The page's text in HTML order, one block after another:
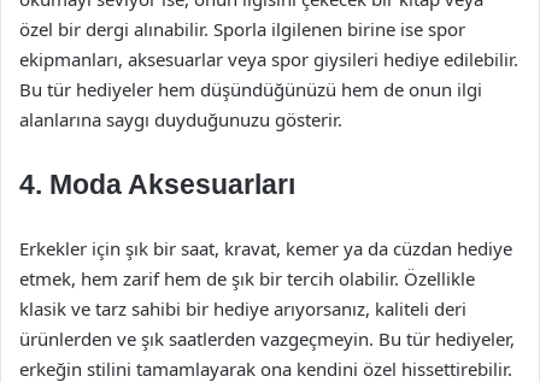
özel bir dergi alınabilir. Sporla ilgilenen birine ise spor
ekipmanları, aksesuarlar veya spor giysileri hediye edilebilir.
Bu tür hediyeler hem düşündüğünüzü hem de onun ilgi
alanlarına saygı duyduğunuzu gösterir.
4. Moda Aksesuarları
Erkekler için şık bir saat, kravat, kemer ya da cüzdan hediye
etmek, hem zarif hem de şık bir tercih olabilir. Özellikle
klasik ve tarz sahibi bir hediye arıyorsanız, kaliteli deri
ürünlerden ve şık saatlerden vazgeçmeyin. Bu tür hediyeler,
erkeğin stilini tamamlayarak ona kendini özel hissettirebilir.